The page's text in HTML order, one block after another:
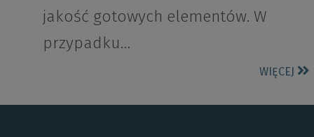
jakość gotowych elementów. W
przypadku…
WIĘCEJ